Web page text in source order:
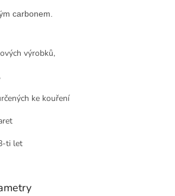
carbonem.
výrobků,
ke kouření
ti let